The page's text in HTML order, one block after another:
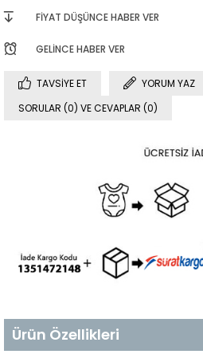
FIYAT DÜŞÜNCE HABER VER
GELINCE HABER VER
TAVSIYE ET
YORUM YAZ
SORULAR (0) VE CEVAPLAR (0)
Ürün Özellikleri